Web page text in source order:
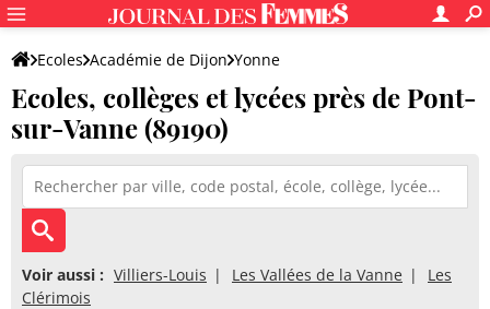
Ecoles Académie de Dijon Yonne
Ecoles, collèges et lycées près de Pont-
sur-Vanne (89190)
Voir aussi : Villiers-Louis Les Vallées de la Vanne
Les
Clérimois